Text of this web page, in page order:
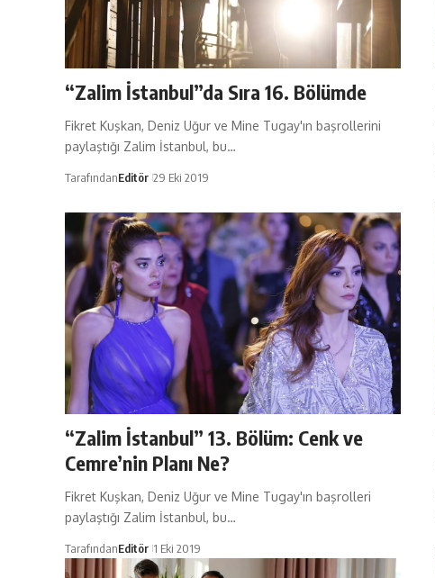
“Zalim İstanbul”da Sıra 16. Bölümde
Fikret Kuşkan, Deniz Uğur ve Mine Tugay'ın başrollerini
paylaştığı Zalim İstanbul, bu…
TarafındanEditör 29 Eki 2019
“Zalim İstanbul” 13. Bölüm: Cenk ve
Cemre’nin Planı Ne?
Fikret Kuşkan, Deniz Uğur ve Mine Tugay'ın başrolleri
paylaştığı Zalim İstanbul, bu…
TarafındanEditör 1 Eki 2019